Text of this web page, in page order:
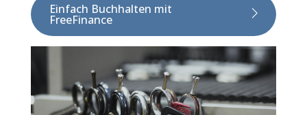
Einfach Buchhalten mit
FreeFinance